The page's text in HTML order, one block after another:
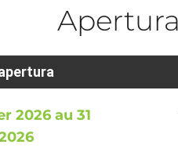
Apertura
2026 au 31